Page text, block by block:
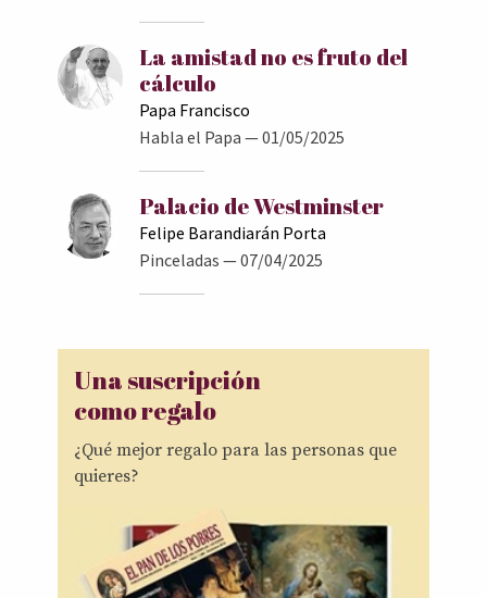
La amistad no es fruto del
cálculo
Papa Francisco
Habla el Papa — 01/05/2025
Palacio de Westminster
Felipe Barandiarán Porta
Pinceladas — 07/04/2025
Una suscripción
como regalo
¿Qué mejor regalo para las personas que
quieres?